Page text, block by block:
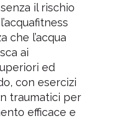
il rischio
che l’acqua
ai
ed
con esercizi
traumatici per
efficace e